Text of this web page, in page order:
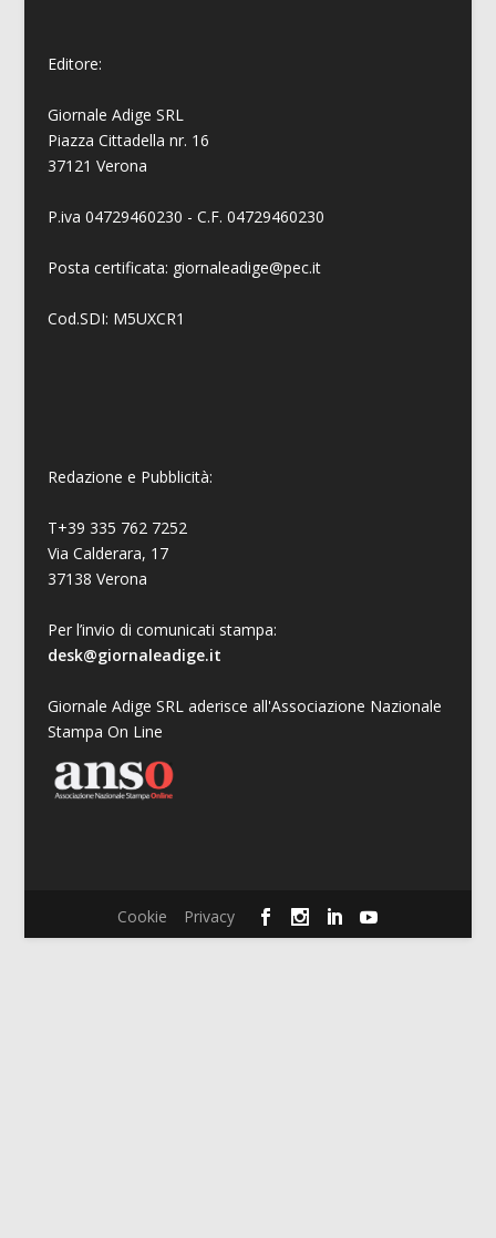
Editore:
Giornale Adige SRL
Piazza Cittadella nr. 16
37121 Verona
P.iva 04729460230 - C.F. 04729460230
Posta certificata: giornaleadige@pec.it
Cod.SDI: M5UXCR1
Redazione e Pubblicità:
T+39 335 762 7252
Via Calderara, 17
37138 Verona
Per l’invio di comunicati stampa:
desk@giornaleadige.it
Giornale Adige SRL aderisce all'Associazione Nazionale
Stampa On Line
Cookie Privacy